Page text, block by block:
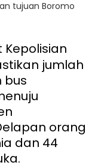
tujuan Boromo
jumlah
bus
orang
dan 44